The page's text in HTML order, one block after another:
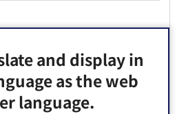
and display in
as the web
language.